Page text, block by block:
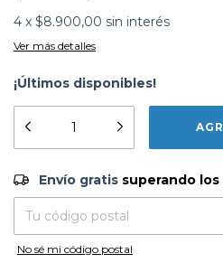
4 x $8.900,00 sin interés
Ver más detalles
¡Últimos disponibles!
Envío gratis
Entregas para el CP:
Envío gratis superando los
No sé mi código postal
Subtítulo:
Sana sana y algo mas
Idioma:Español
ISBN:9789501753646
Páginas:
Dimensiones:23 x 16 cm
Fecha Publicación:10/2015